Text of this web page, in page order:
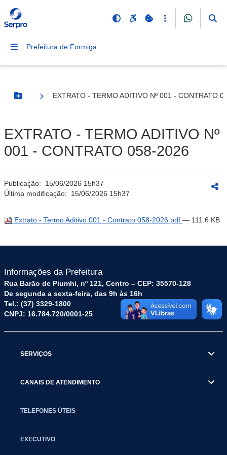
Prefeitura de Formiga
Botão Menu
EXTRATO - TERMO ADITIVO Nº 001 - CONTRATO
EXTRATO - TERMO ADITIVO Nº
001 - CONTRATO 058-2026
Publicação: 15/06/2026 15h37
Última modificação: 15/06/2026 15h37
Extrato - Termo Aditivo 001 - Contrato 058-2026.pdf — 111.6 KB
Informações da Prefeitura
Rua Barão de Piumhi, nº 121, Centro – CEP: 35570-128
De segunda a sexta-feira, das 9h às 16h
Tel.: (37) 3329-1800
CNPJ: 16.784.720/0001-25
SERVIÇOS
CANAIS DE ATENDIMENTO
TELEFONES ÚTEIS
EXECUTIVO